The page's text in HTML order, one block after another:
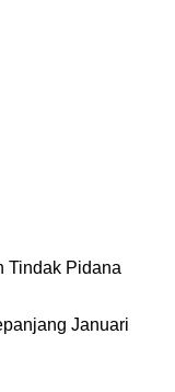
Tindak Pidana
Januari